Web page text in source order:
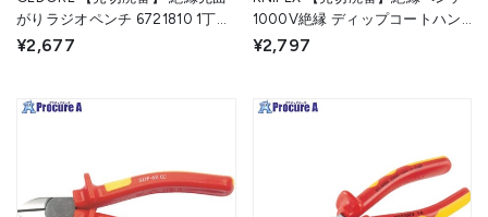
がりラジオペンチ 6721810 1丁
GEDORE社 ▼855-6590
¥2,677
1000V絶縁 ディップコートハン
ドル 160mm 0307-160 1丁
¥2,797